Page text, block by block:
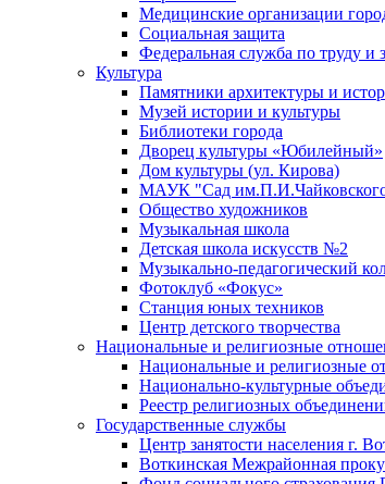
Медицинские организации
Социальная защита
Федеральная служба по труду и
Культура
Памятники архитектуры и
Музей истории и культуры
Библиотеки города
Дворец культуры «Юбилейный»
Дом культуры (ул. Кирова)
МАУК "Сад
Общество художников
Музыкальная школа
Детская школа искусств №2
Музыкально-педагогический
Фотоклуб «Фокус»
Станция юных техников
Центр детского творчества
Национальные и религиозные
Национальные и религиозные
Национально-культурные
Реестр религиозных
Государственные службы
Центр занятости населения г.
Воткинская Межрайонная